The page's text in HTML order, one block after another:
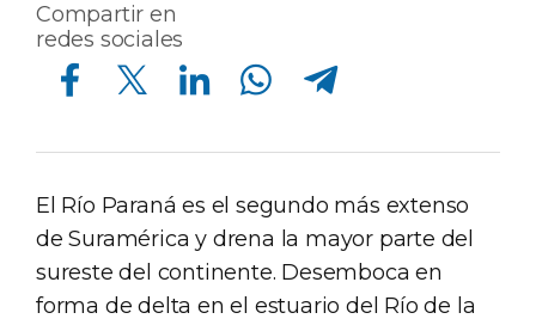
Compartir en
redes sociales
Compartir en Facebook Compartir en Twitter Compartir en Linkedin Compartir en Whatsapp Compartir en Telegram
El Río Paraná es el segundo más extenso
de Suramérica y drena la mayor parte del
sureste del continente. Desemboca en
forma de delta en el estuario del Río de la